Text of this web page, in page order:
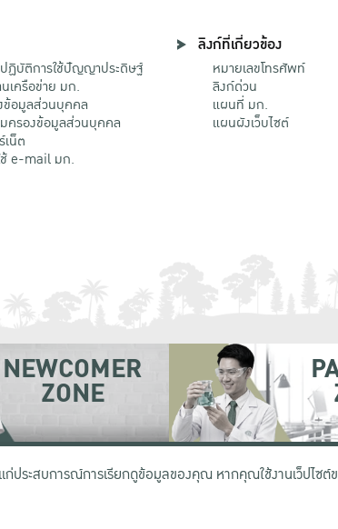
ฏิบัติการใช้ปัญญาประดิษฐ์
นเครือข่าย มก.
ข้อมูลส่วนบุคคล
ครองข้อมูลส่วนบุคคล
เน็ต
e-mail มก.
ลิงก์ที่เกี่ยวข้อง
หมายเลขโทรศัพท์
ลิงก์ด่วน
แผนที่ มก.
แผนผังเว็บไซต์
NEWCOMER
ZONE
กร กรุงเทพฯ 10900โทรศัพท์ +66 (0) 2942 8200-45
ก่ประสบการณ์การเรียกดูข้อมูลของคุณ หากคุณใช้งานเว็ปไซ